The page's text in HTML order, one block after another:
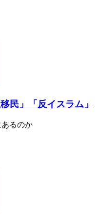
民」「反イスラム」
るのか